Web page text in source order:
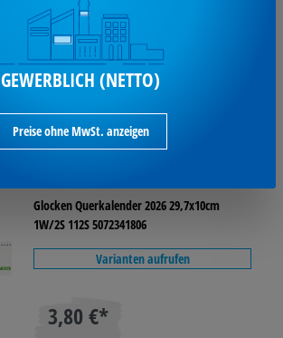
je Stück / inkl. MwSt
Glocken Querkalender 2026 29,7x10cm
1W/2S 112S 5072341806
Varianten aufrufen
3,80 €*
GEWERBLICH (NETTO)
Preise ohne MwSt. anzeigen